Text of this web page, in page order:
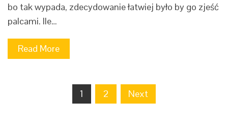
bo tak wypada, zdecydowanie łatwiej było by go zjeść
palcami. Ile…
Read More
1 2 Next